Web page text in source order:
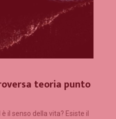
teoria punto
il senso della vita? Esiste il